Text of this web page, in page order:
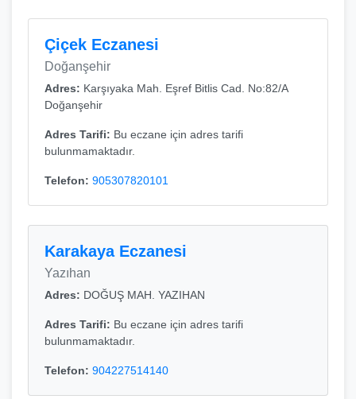
Çiçek Eczanesi
Doğanşehir
Adres: Karşıyaka Mah. Eşref Bitlis Cad. No:82/A
Doğanşehir
Adres Tarifi: Bu eczane için adres tarifi
bulunmamaktadır.
Telefon: 905307820101
Karakaya Eczanesi
Yazıhan
Adres: DOĞUŞ MAH. YAZIHAN
Adres Tarifi: Bu eczane için adres tarifi
bulunmamaktadır.
Telefon: 904227514140